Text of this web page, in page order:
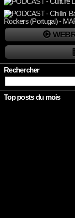
Rechercher
Top posts du mois